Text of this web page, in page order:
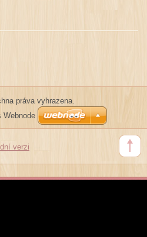
práva vyhrazena.
Webnode
verzi